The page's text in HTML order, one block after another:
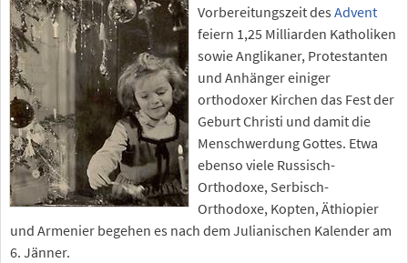
Vorbereitungszeit des Advent
feiern 1,25 Milliarden Katholiken
sowie Anglikaner, Protestanten
und Anhänger einiger
orthodoxer Kirchen das Fest der
Geburt Christi und damit die
Menschwerdung Gottes. Etwa
ebenso viele Russisch-
Orthodoxe, Serbisch-
Orthodoxe, Kopten, Äthiopier
und Armenier begehen es nach dem Julianischen Kalender am
6. Jänner.